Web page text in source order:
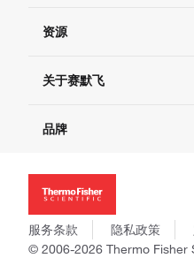
现货供应中心
联系我们 - 400 820 8982
查找文件&证书
资源
促销
社交媒体
关于赛默飞
招聘
新闻
社会责任
商标
政策和通知
品牌
Applied Biosystems
Invitrogen
Gibco
Ion Torrent
服务条款 隐私政策
© 2006-2026 Thermo Fisher